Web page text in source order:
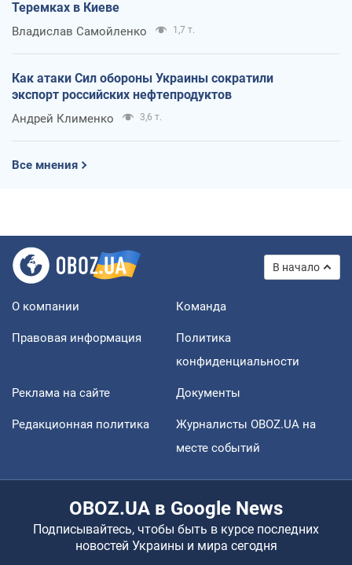
Теремках в Киеве
Владислав Самойленко 1,7 т.
Как атаки Сил обороны Украины сократили
экспорт российских нефтепродуктов
Андрей Клименко 3,6 т.
Все мнения
В начало
О компании Команда
Правовая информация
Политика
конфиденциальности
Реклама на сайте Документы
Редакционная политика
Журналисты OBOZ.UA на
месте событий
OBOZ.UA в Google News
Подписывайтесь, чтобы быть в курсе последних
новостей Украины и мира сегодня